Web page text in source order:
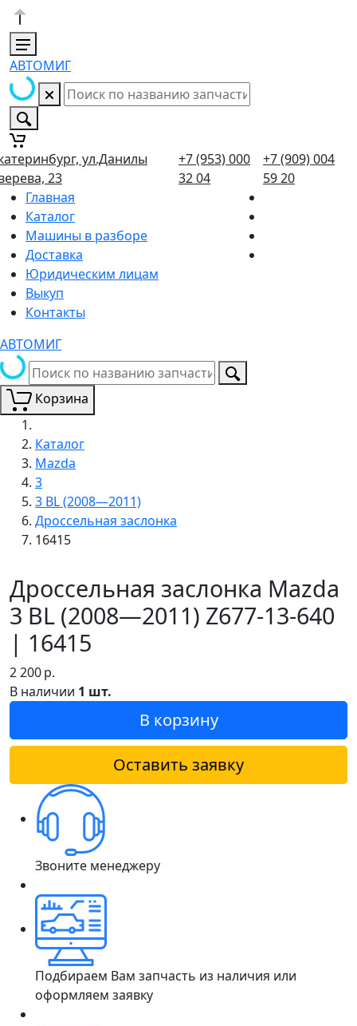
АВТОМИГ
ул.Данилы
23
+7 (953) 000
32 04
+7 (909) 004
59 20
Главная
Каталог
Машины в разборе
Доставка
Юридическим лицам
Выкуп
Контакты
АВТОМИГ
Корзина
Каталог
Mazda
3
3 BL (2008—2011)
Дроссельная заслонка
16415
Дроссельная заслонка Mazda
3 BL (2008—2011) Z677-13-640
| 16415
2 200р.
В наличии 1 шт.
В корзину
Оставить заявку
Звоните менеджеру
Подбираем Вам запчасть из наличия или
оформляем заявку